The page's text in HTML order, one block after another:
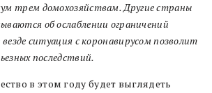
трем домохозяйствам.Другие страны
об ослаблении ограничений
ситуация с коронавирусом позволит
последствий.
в этом году будет выглядеть